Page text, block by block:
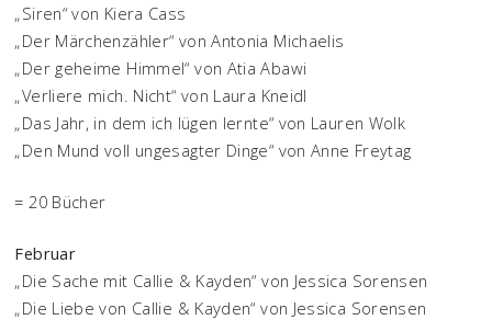
„Siren“ von Kiera Cass
„Der Märchenzähler“ von Antonia Michaelis
„Der geheime Himmel“ von Atia Abawi
„Verliere mich. Nicht“ von Laura Kneidl
„Das Jahr, in dem ich lügen lernte“ von Lauren Wolk
„Den Mund voll ungesagter Dinge“ von Anne Freytag
= 20 Bücher
Februar
„Die Sache mit Callie & Kayden“ von Jessica Sorensen
„Die Liebe von Callie & Kayden“ von Jessica Sorensen